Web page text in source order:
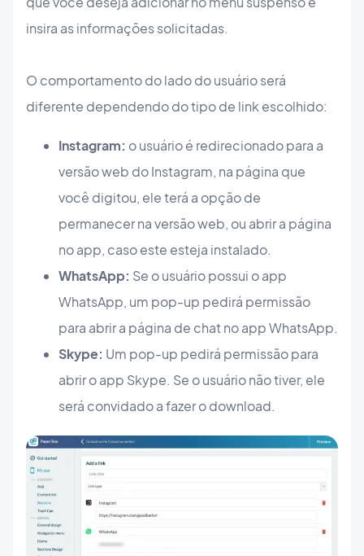
insira as informações solicitadas.
O comportamento do lado do usuário será
diferente dependendo do tipo de link escolhido:
Instagram: o usuário é redirecionado para a
versão web do Instagram, na página que
você digitou, ele terá a opção de
permanecer na versão web, ou abrir a página
no app, caso este esteja instalado.
WhatsApp: Se o usuário possui o app
WhatsApp, um pop-up pedirá permissão
para abrir a página de chat no app WhatsApp.
Skype: Um pop-up pedirá permissão para
abrir o app Skype. Se o usuário não tiver, ele
será convidado a fazer o download.